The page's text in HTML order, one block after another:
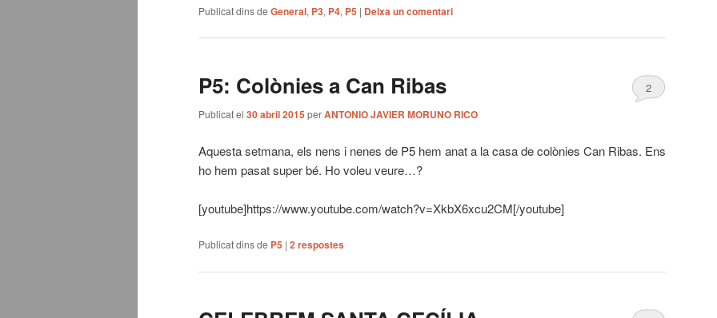
Publicat dins de General, P3, P4, P5 | Deixa un comentari
P5: Colònies a Can Ribas
Publicat el 30 abril 2015 perANTONIO JAVIER MORUNO RICO
2
Aquesta setmana, els nens i nenes de P5 hem anat a la casa de colònies Can Ribas. Ens
ho hem pasat super bé. Ho voleu veure…?
[youtube]https://www.youtube.com/watch?v=XkbX6xcu2CM[/youtube]
Publicat dins de P5 | 2respostes